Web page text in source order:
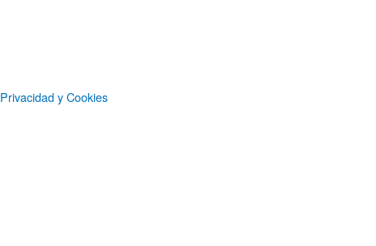
Privacidad y Cookies